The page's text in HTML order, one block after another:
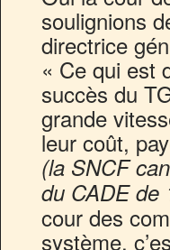
soulignions
directrice
« Ce qui est
succès du
grande
leur coût,
(la SNCF
du CADE de
cour des
système,